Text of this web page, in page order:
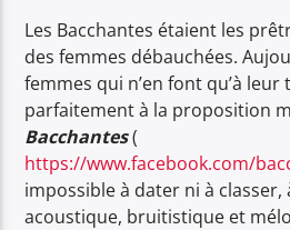
Les Bacchantes étaient les
des femmes débauchées.
femmes qui n’en font qu’à
parfaitement à la proposition
Bacchantes(
https://www.facebook.com/
impossible à dater ni à
acoustique, bruitistique et